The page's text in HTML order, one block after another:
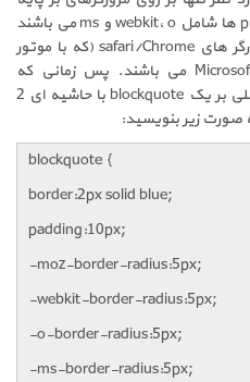
Mozilla پیاده می شوند. سایر prefixe ها شامل webkit، o و ms می باشند
که به همین ترتیب وابسته به مرورگر های safari/Chrome (که با موتور
WebKit کار می کنند)، Opera و Microsoft می باشند. پس زمانی که
بخواهید گوشه ای با انحنایِ 5 پیکسلی بر یک blockquote با حاشیه ای 2
صورت زیر بنویسید:
blockquote {
border:2px solid blue;
padding:10px;
-moz-border-radius:5px;
-webkit-border-radius:5px;
-o-border-radius:5px;
-ms-border-radius:5px;